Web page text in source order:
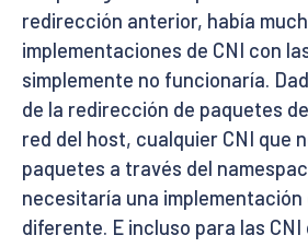
redirección anterior, había
implementaciones de CNI con
simplemente no funcionaría.
de la redirección de paquetes
red del host, cualquier CNI que
paquetes a través del
necesitaría una
diferente. E incluso para las CNI